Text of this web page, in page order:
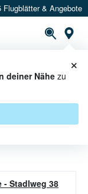
Flugblätter & Angebote
deiner Nähezu
×
- Stadlweg 38